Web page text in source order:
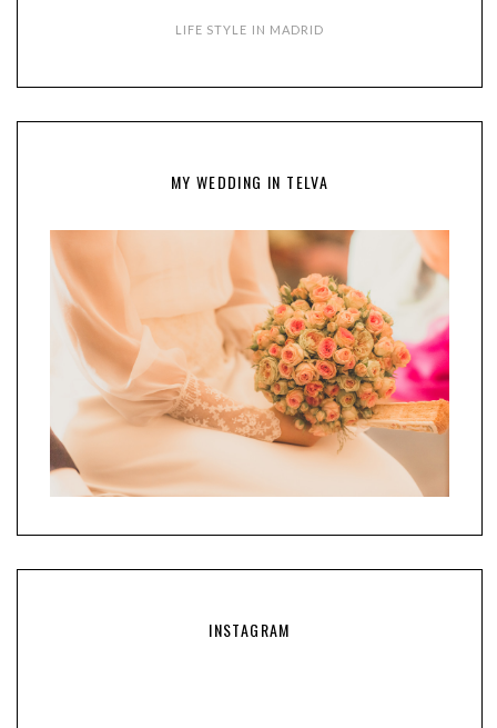
LIFE STYLE IN MADRID
MY WEDDING IN TELVA
INSTAGRAM